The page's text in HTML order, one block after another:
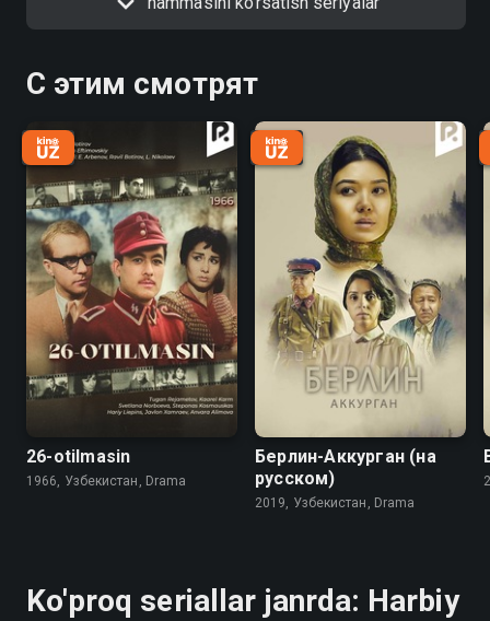
qilishingiz mumkin
С этим смотрят
26-otilmasin
1966, Узбекистан, Drama
Берлин-Аккурган (на
русском)
2019, Узбекистан, Drama
Ko'proq seriallar janrda: Harbiy